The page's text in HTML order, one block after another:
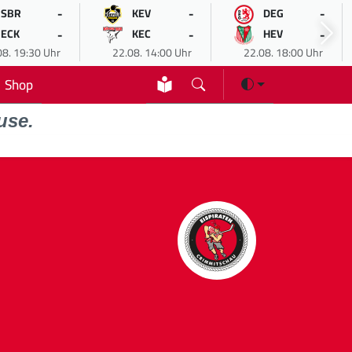
SBR -
ECK -
19:30 Uhr
KEV -
KEC -
22.08. 14:00 Uhr
DEG -
HEV -
22.08. 18:00 Uhr
Shop